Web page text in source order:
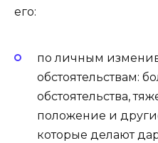
его:
по личным
обстоятельствам:
обстоятельства,
положение и
которые делают